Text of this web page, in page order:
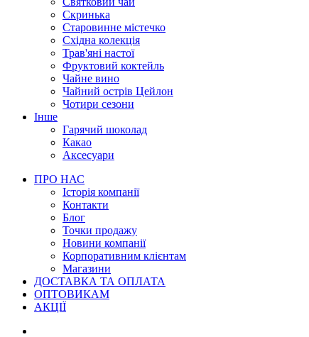
Скринька
Старовинне містечко
Східна колекція
Трав'яні настої
Фруктовий коктейль
Чайне вино
Чайний острів Цейлон
Чотири сезони
Інше
Гарячий шоколад
Какао
Аксесуари
ПРО НАС
Історія компанії
Контакти
Блог
Точки продажу
Новини компанії
Корпоративним клієнтам
Магазини
ДОСТАВКА ТА ОПЛАТА
ОПТОВИКАМ
АКЦІЇ